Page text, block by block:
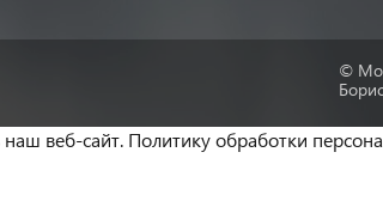
©
веб-сайт. Политику обработки